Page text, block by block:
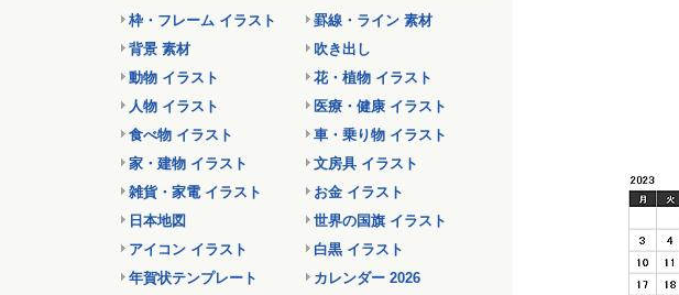
枠・フレーム イラスト
罫線・ライン 素材
背景 素材
吹き出し
動物 イラスト
花・植物 イラスト
人物 イラスト
医療・健康 イラスト
食べ物 イラスト
車・乗り物 イラスト
家・建物 イラスト
文房具 イラスト
雑貨・家電 イラスト
お金 イラスト
日本地図
世界の国旗 イラスト
アイコン イラスト
白黒 イラスト
年賀状テンプレート
カレンダー 2026